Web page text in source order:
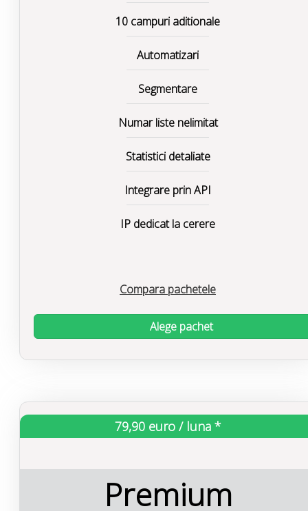
10 campuri aditionale
Automatizari
Segmentare
Numar liste nelimitat
Statistici detaliate
Integrare prin API
IP dedicat la cerere
Compara pachetele
Alege pachet
79,90 euro / luna *
Premium